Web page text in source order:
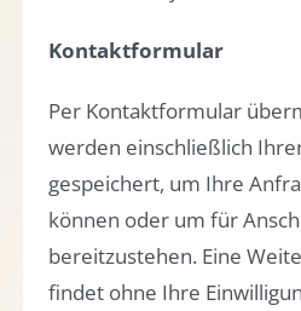
Kontaktformular
Per Kontaktformular
werden einschließlich
gespeichert, um Ihre
können oder um für
bereitzustehen. Eine
findet ohne Ihre